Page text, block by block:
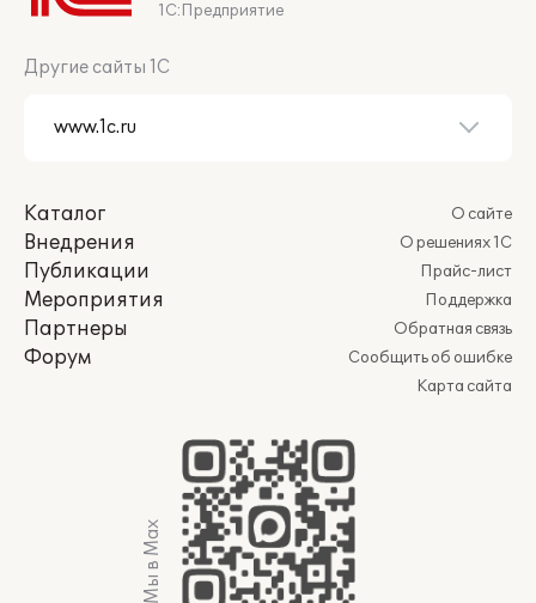
1С:Предприятие
Другие сайты 1С
Каталог
Внедрения
Публикации
Мероприятия
Партнеры
Форум
О сайте
О решениях 1С
Прайс-лист
Поддержка
Обратная связь
Сообщить об ошибке
Карта сайта
Мы в Max